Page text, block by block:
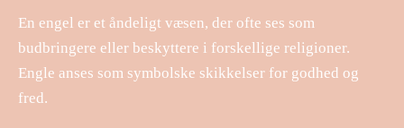
En engel er et åndeligt væsen, der ofte ses som
budbringere eller beskyttere i forskellige religioner.
Engle anses som symbolske skikkelser for godhed og
fred.